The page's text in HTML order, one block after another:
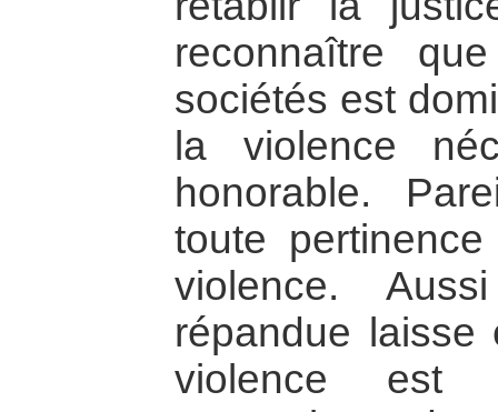
reconnaître
sociétés est
la violence
honorable.
toute
violence.
répandue
violence est